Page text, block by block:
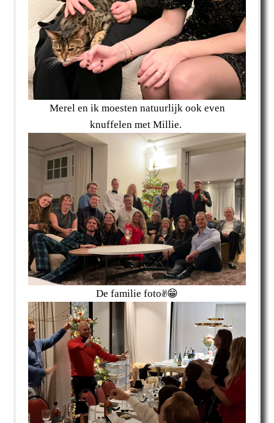
Merel en ik moesten natuurlijk ook even
knuffelen met Millie.
De familie foto✌😁